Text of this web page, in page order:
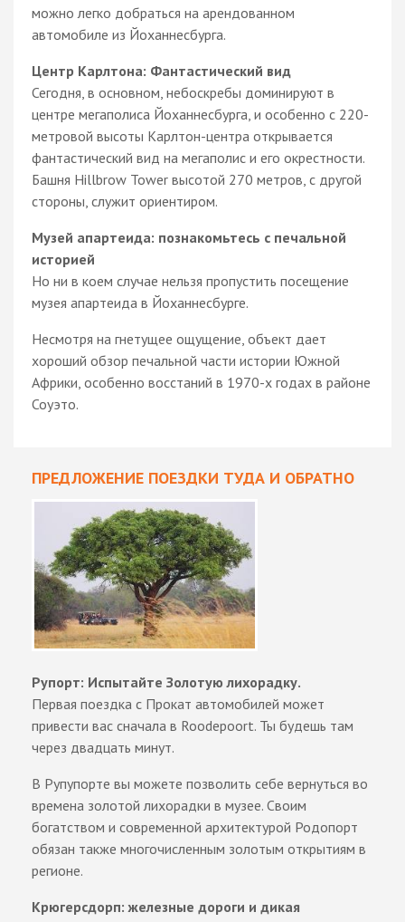
можно легко добраться на арендованном
автомобиле из Йоханнесбурга.
Центр Карлтона: Фантастический вид
Сегодня, в основном, небоскребы доминируют в
центре мегаполиса Йоханнесбурга, и особенно с 220-
метровой высоты Карлтон-центра открывается
фантастический вид на мегаполис и его окрестности.
Башня Hillbrow Tower высотой 270 метров, с другой
стороны, служит ориентиром.
Музей апартеида: познакомьтесь с печальной
историей
Но ни в коем случае нельзя пропустить посещение
музея апартеида в Йоханнесбурге.
Несмотря на гнетущее ощущение, объект дает
хороший обзор печальной части истории Южной
Африки, особенно восстаний в 1970-х годах в районе
Соуэто.
ПРЕДЛОЖЕНИЕ ПОЕЗДКИ ТУДА И ОБРАТНО
Рупорт: Испытайте Золотую лихорадку.
Первая поездка с Прокат автомобилей может
привести вас сначала в Roodepoort. Ты будешь там
через двадцать минут.
В Рупупорте вы можете позволить себе вернуться во
времена золотой лихорадки в музее. Своим
богатством и современной архитектурой Родопорт
обязан также многочисленным золотым открытиям в
регионе.
Крюгерсдорп: железные дороги и дикая